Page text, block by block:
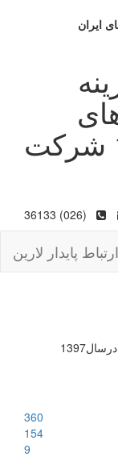
ایران
ایران درسال1397 شرکت
(026) 36133
360
154
9